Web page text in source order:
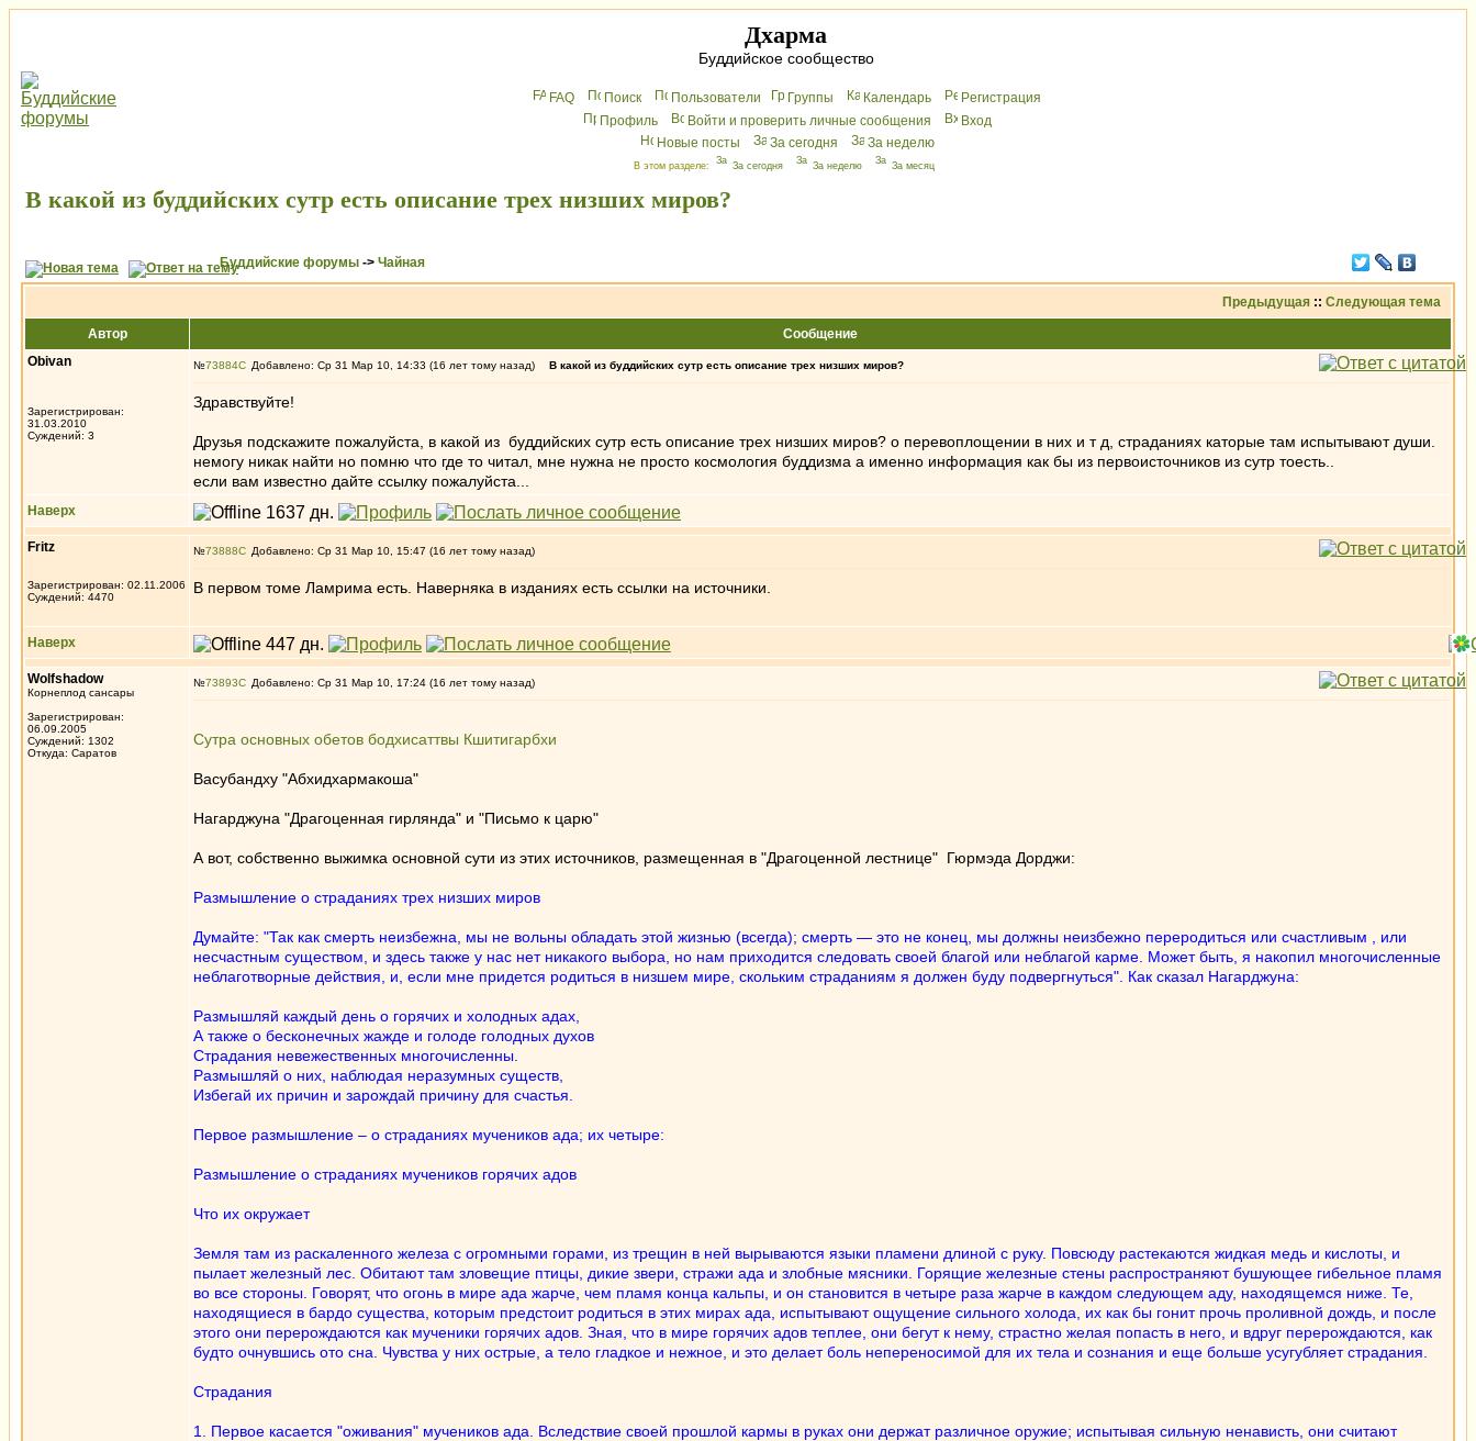
Дхарма
Буддийское сообщество
FAQ Поиск Пользователи Группы Календарь
Peгиcтрaция
Профиль
Войти и проверить личные сообщения
Вхoд
Новые посты
За сегодня За неделю
В этом разделе: За сегодня За неделю За месяц
В какой из буддийских сутр есть описание трех низших миров?
Буддийские форумы -> Чайная
Предыдущая :: Следующая тема
Автор
Сообщение
Obivan
Зарегистрирован:
31.03.2010
Суждений: 3
№73884 Добавлено: Ср 31 Мар 10, 14:33 (16 лет тому назад) В какой из буддийских сутр есть описание трех низших миров?
Здравствуйте!
Друзья подскажите пожалуйста, в какой из буддийских сутр есть описание трех низших миров? о перевоплощении в них и т д, страданиях каторые там испытывают души.
немогу никак найти но помню что где то читал, мне нужна не просто космология буддизма а именно информация как бы из первоисточников из сутр тоесть..
если вам известно дайте ссылку пожалуйста...
Наверх
Fritz
Зарегистрирован: 02.11.2006
Суждений: 4470
№73888 Добавлено: Ср 31 Мар 10, 15:47 (16 лет тому назад)
В первом томе Ламрима есть. Наверняка в изданиях есть ссылки на источники.
Наверх
Wolfshadow
Корнеплод сансары
Зарегистрирован:
06.09.2005
Суждений: 1302
Откуда: Саратов
№73893 Добавлено: Ср 31 Мар 10, 17:24 (16 лет тому назад)
Сутра основных обетов бодхисаттвы Кшитигарбхи
Васубандху "Абхидхармакоша"
Нагарджуна "Драгоценная гирлянда" и "Письмо к царю"
А вот, собственно выжимка основной сути из этих источников, размещенная в "Драгоценной лестнице" Гюрмэда Дорджи:
Размышление о страданиях трех низших миров
Думайте: "Так как смерть неизбежна, мы не вольны обладать этой жизнью (всегда); смерть — это не конец, мы должны неизбежно переродиться или счастливым , или
несчастным существом, и здесь также у нас нет никакого выбора, но нам приходится следовать своей благой или неблагой карме. Может быть, я накопил многочисленные
неблаготворные действия, и, если мне придется родиться в низшем мире, скольким страданиям я должен буду подвергнуться". Как сказал Нагарджуна:
Размышляй каждый день о горячих и холодных адах,
А также о бесконечных жажде и голоде голодных духов
Страдания невежественных многочисленны.
Размышляй о них, наблюдая неразумных существ,
Избегай их причин и зарождай причину для счастья.
Первое размышление – о страданиях мучеников ада; их четыре:
Размышление о страданиях мучеников горячих адов
Что их окружает
Земля там из раскаленного железа с огромными горами, из трещин в ней вырываются языки пламени длиной с руку. Повсюду растекаются жидкая медь и кислоты, и
пылает железный лес. Обитают там зловещие птицы, дикие звери, стражи ада и злобные мясники. Горящие железные стены распространяют бушующее гибельное пламя
во все стороны. Говорят, что огонь в мире ада жарче, чем пламя конца кальпы, и он становится в четыре раза жарче в каждом следующем аду, находящемся ниже. Те,
находящиеся в бардо существа, которым предстоит родиться в этих мирах ада, испытывают ощущение сильного холода, их как бы гонит прочь проливной дождь, и после
этого они перерождаются как мученики горячих адов. Зная, что в мире горячих адов теплее, они бегут к нему, страстно желая попасть в него, и вдруг перерождаются, как
будто очнувшись ото сна. Чувства у них острые, а тело гладкое и нежное, и это делает боль непереносимой для их тела и сознания и еще больше усугубляет страдания.
Страдания
1. Первое касается "оживания" мучеников ада. Вследствие своей прошлой кармы в руках они держат различное оружие; испытывая сильную ненависть, они считают